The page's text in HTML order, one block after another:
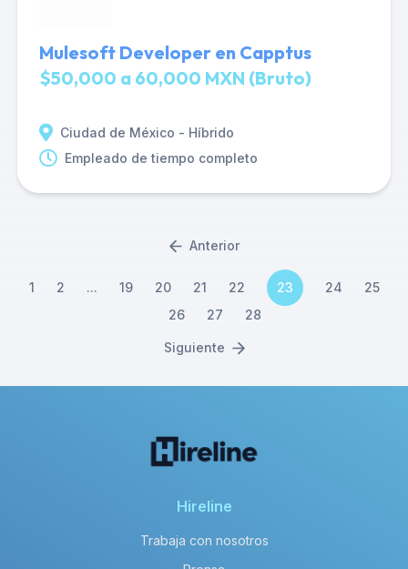
Mulesoft Developer en Capptus
$50,000 a 60,000 MXN (Bruto)
Ciudad de México - Híbrido
Empleado de tiempo completo
Anterior
1 2 ... 19 20 21 22 23 24
25
26
27 28
Siguiente
Hireline
Trabaja con nosotros